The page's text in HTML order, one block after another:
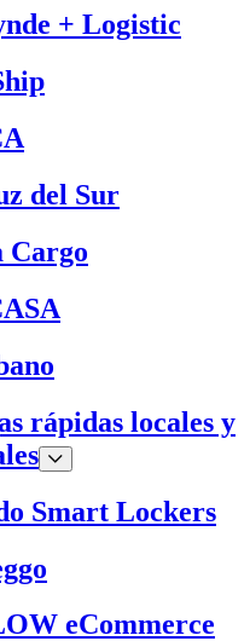
+ Logistic
del Sur
Cargo
rápidas locales y
Smart Lockers
eCommerce